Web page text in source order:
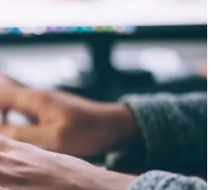
Proibida anuncia retorno da Puro Malte Extra e consolida trajetória de democratização cervejeira no Brasil